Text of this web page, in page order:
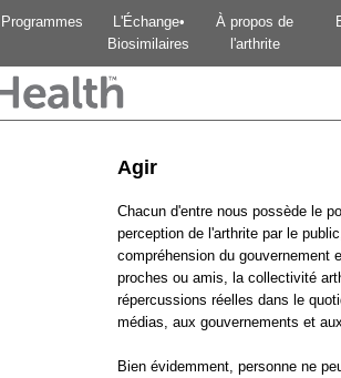
Programmes
L'Échange•
Biosimilaires
À propos de
l'arthrite
Agir
Chacun d'entre nous possède le
perception de l'arthrite par le
compréhension du gouvernement
proches ou amis, la collectivité
répercussions réelles dans le
médias, aux gouvernements et
Bien évidemment, personne ne